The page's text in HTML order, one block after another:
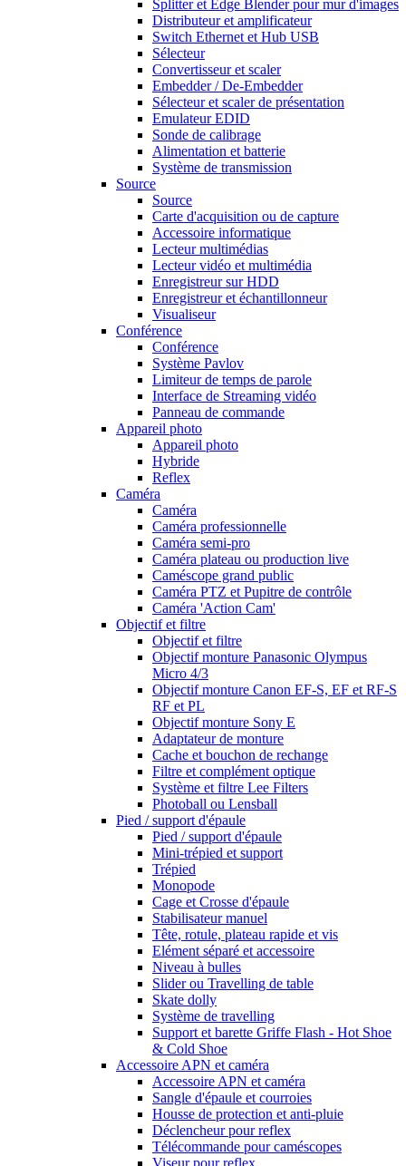
Splitter et Edge Blender pour mur d'images
Distributeur et amplificateur
Switch Ethernet et Hub USB
Sélecteur
Convertisseur et scaler
Embedder / De-Embedder
Sélecteur et scaler de présentation
Emulateur EDID
Sonde de calibrage
Alimentation et batterie
Système de transmission
Source
Source
Carte d'acquisition ou de capture
Accessoire informatique
Lecteur multimédias
Lecteur vidéo et multimédia
Enregistreur sur HDD
Enregistreur et échantillonneur
Visualiseur
Conférence
Conférence
Système Pavlov
Limiteur de temps de parole
Interface de Streaming vidéo
Panneau de commande
Appareil photo
Appareil photo
Hybride
Reflex
Caméra
Caméra
Caméra professionnelle
Caméra semi-pro
Caméra plateau ou production live
Caméscope grand public
Caméra PTZ et Pupitre de contrôle
Caméra 'Action Cam'
Objectif et filtre
Objectif et filtre
Objectif monture Panasonic Olympus
Micro 4/3
Objectif monture Canon EF-S, EF et RF-S
RF et PL
Objectif monture Sony E
Adaptateur de monture
Cache et bouchon de rechange
Filtre et complément optique
Système et filtre Lee Filters
Photoball ou Lensball
Pied / support d'épaule
Pied / support d'épaule
Mini-trépied et support
Trépied
Monopode
Cage et Crosse d'épaule
Stabilisateur manuel
Tête, rotule, plateau rapide et vis
Elément séparé et accessoire
Niveau à bulles
Slider ou Travelling de table
Skate dolly
Système de travelling
Support et barette Griffe Flash - Hot Shoe
& Cold Shoe
Accessoire APN et caméra
Accessoire APN et caméra
Sangle d'épaule et courroies
Housse de protection et anti-pluie
Déclencheur pour reflex
Télécommande pour caméscopes
Viseur pour reflex